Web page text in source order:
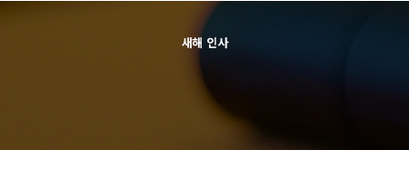
2025년 국민운동 유공 회원 표창 추천
극 추천해 주시기 바랍니다. &nb…
제30회 통일.호국도서 독후감 공모전 수상자 발표 및 심사평